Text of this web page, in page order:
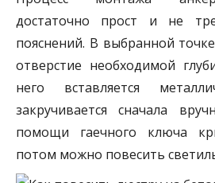
достаточно прост и не
пояснений. В выбранной
отверстие необходимой
него вставляется
закручивается сначала
помощи гаечного ключа
потом можно повесить